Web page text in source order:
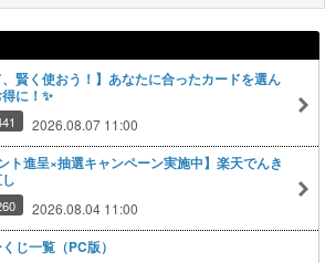
、賢く使おう！】あなたに合ったカードを選ん
に！✨
2026.08.07 11:00
ト進呈×抽選キャンペーン実施中】楽天でんき
2026.08.04 11:00
じ一覧（PC版）